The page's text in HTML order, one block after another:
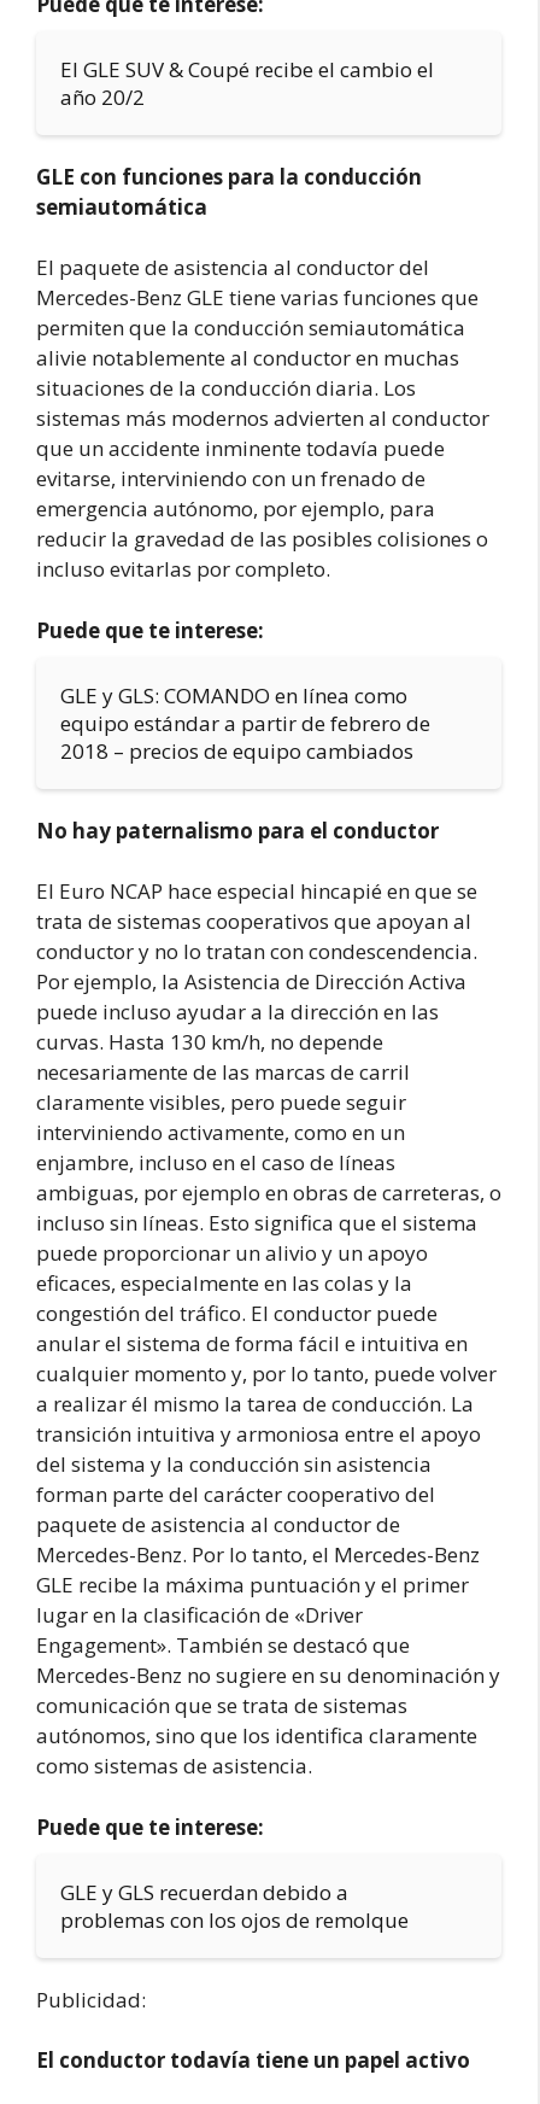
El GLE SUV & Coupé recibe el cambio el
año 20/2
GLE con funciones para la conducción
semiautomática
El paquete de asistencia al conductor del
Mercedes-Benz GLE tiene varias funciones que
permiten que la conducción semiautomática
alivie notablemente al conductor en muchas
situaciones de la conducción diaria. Los
sistemas más modernos advierten al conductor
que un accidente inminente todavía puede
evitarse, interviniendo con un frenado de
emergencia autónomo, por ejemplo, para
reducir la gravedad de las posibles colisiones o
incluso evitarlas por completo.
Puede que te interese:
GLE y GLS: COMANDO en línea como
equipo estándar a partir de febrero de
2018 – precios de equipo cambiados
No hay paternalismo para el conductor
El Euro NCAP hace especial hincapié en que se
trata de sistemas cooperativos que apoyan al
conductor y no lo tratan con condescendencia.
Por ejemplo, la Asistencia de Dirección Activa
puede incluso ayudar a la dirección en las
curvas. Hasta 130 km/h, no depende
necesariamente de las marcas de carril
claramente visibles, pero puede seguir
interviniendo activamente, como en un
enjambre, incluso en el caso de líneas
ambiguas, por ejemplo en obras de carreteras, o
incluso sin líneas. Esto significa que el sistema
puede proporcionar un alivio y un apoyo
eficaces, especialmente en las colas y la
congestión del tráfico. El conductor puede
anular el sistema de forma fácil e intuitiva en
cualquier momento y, por lo tanto, puede volver
a realizar él mismo la tarea de conducción. La
transición intuitiva y armoniosa entre el apoyo
del sistema y la conducción sin asistencia
forman parte del carácter cooperativo del
paquete de asistencia al conductor de
Mercedes-Benz. Por lo tanto, el Mercedes-Benz
GLE recibe la máxima puntuación y el primer
lugar en la clasificación de «Driver
Engagement». También se destacó que
Mercedes-Benz no sugiere en su denominación y
comunicación que se trata de sistemas
autónomos, sino que los identifica claramente
como sistemas de asistencia.
Puede que te interese:
GLE y GLS recuerdan debido a
problemas con los ojos de remolque
Publicidad:
El conductor todavía tiene un papel activo